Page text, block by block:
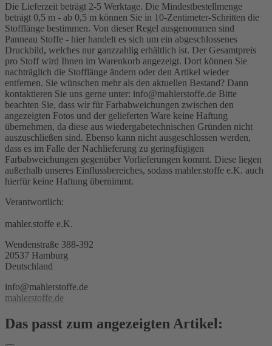
Die Lieferzeit beträgt 2-5 Werktage. Die Mindestbestellmenge
beträgt 0,5 m - ab 0,5 m können Sie in 10-Zentimeter-Schritten die
Stofflänge bestimmen. Von dieser Regel ausgenommen sind
Panneau Stoffe - hier handelt es sich um ein abgeschlossenes
Druckbild, welches nur ganzzahlig erhältlich ist. Der Gesamtpreis
pro Stoff wird Ihnen im Warenkorb angezeigt. Dort können Sie
nachträglich die Stofflänge ändern oder den Artikel wieder
entfernen. Sie wünschen mehr als den aktuellen Bestand? Dann
kontaktieren Sie uns gerne unter: info@mahlerstoffe.de Bitte
beachten Sie, dass wir für Farbabweichungen zwischen den
angezeigten Fotos und der gelieferten Ware keine Haftung
übernehmen, da diese aus wiedergabetechnischen Gründen nicht
auszuschließen sind. Ebenso kann nicht ausgeschlossen werden,
dass es im Falle der Nachlieferung zu geringfügigen
Farbabweichungen gegenüber Vorlieferungen kommt. Diese liegen
außerhalb unseres Einflussbereiches, sodass mahler.stoffe e.K. auch
hierfür keine Haftung übernimmt.
Verantwortlich:
mahler.stoffe e.K.
Wendenstraße 388-392
20537 Hamburg
Deutschland
info@mahlerstoffe.de
mahlerstoffe.de
Das passt zum angezeigten Artikel: